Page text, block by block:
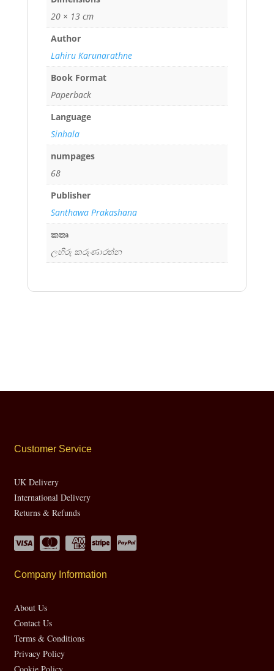
20 × 13 cm
Author
Lahiru Karunarathne
Book Format
Paperback
Language
Sinhala
numpages
68
Publisher
Santhawa Prakashana
කතෘ
ලහිරු කරුණාරත්න
Customer Service
UK Delivery
International Delivery
Returns & Refunds
Company Information
About Us
Contact Us
Terms & Conditions
Privacy Policy